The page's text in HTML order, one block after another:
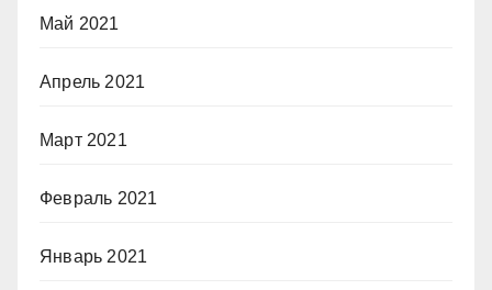
Май 2021
Апрель 2021
Март 2021
Февраль 2021
Январь 2021